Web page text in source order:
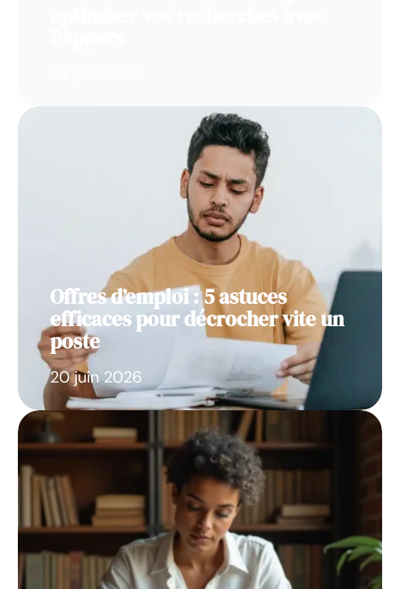
Offres d’emploi : 5 astuces
efficaces pour décrocher vite un
poste
20 juin 2026